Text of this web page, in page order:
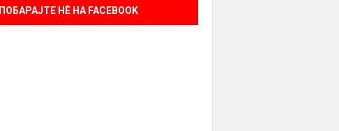
ПОБАРАЈТЕ НÈ НА FACEBOOK